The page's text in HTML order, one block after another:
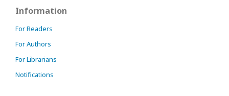
Information
For Readers
For Authors
For Librarians
Notifications